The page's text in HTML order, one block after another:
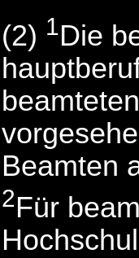
(2) 1Die
Beamten
2Für